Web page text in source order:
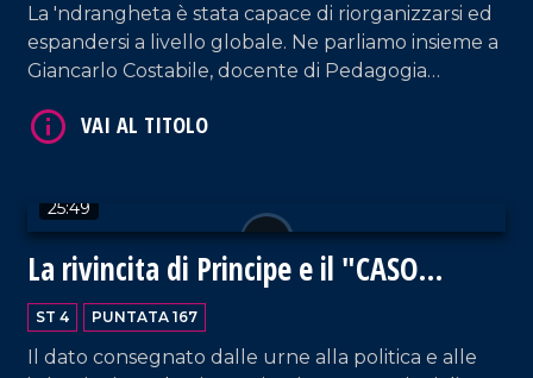
La 'ndrangheta è stata capace di riorganizzarsi ed
espandersi a livello globale. Ne parliamo insieme a
Giancarlo Costabile, docente di Pedagogia
sull'avanzamento nella lotta alla criminalità
Falcone.
25:49
La rivincita di Principe e il "CASO
LAMEZIA"
ST 4 PUNTATA 167
Il dato consegnato dalle urne alla politica e alle
VAI AL TITOLO